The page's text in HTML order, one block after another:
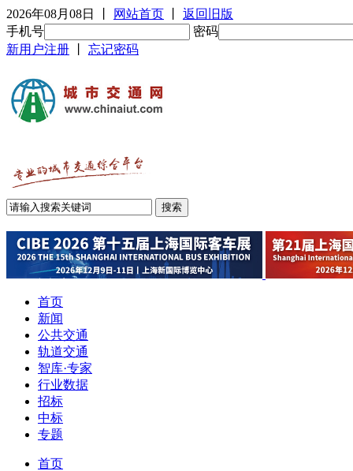
2026年08月08日 网站首页
返回旧版
手机号
密码
新用户注册
忘记密码
首页
新闻
公共交通
轨道交通
智库·专家
行业数据
招标
中标
专题
首页